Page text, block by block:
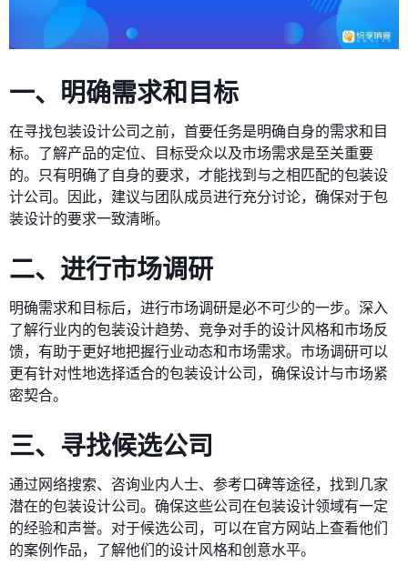
一、明确需求和目标
在寻找包装设计公司之前，首要任务是明确自身的需求和目
标。了解产品的定位、目标受众以及市场需求是至关重要
的。只有明确了自身的要求，才能找到与之相匹配的包装设
计公司。因此，建议与团队成员进行充分讨论，确保对于包
装设计的要求一致清晰。
二、进行市场调研
明确需求和目标后，进行市场调研是必不可少的一步。深入
了解行业内的包装设计趋势、竞争对手的设计风格和市场反
馈，有助于更好地把握行业动态和市场需求。市场调研可以
更有针对性地选择适合的包装设计公司，确保设计与市场紧
密契合。
三、寻找候选公司
通过网络搜索、咨询业内人士、参考口碑等途径，找到几家
潜在的包装设计公司。确保这些公司在包装设计领域有一定
的经验和声誉。对于候选公司，可以在官方网站上查看他们
的案例作品，了解他们的设计风格和创意水平。